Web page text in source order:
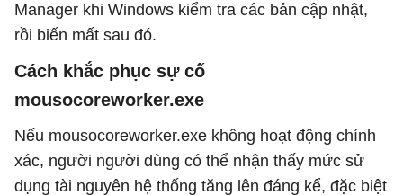
Manager khi Windows kiểm tra các bản cập nhật,
rồi biến mất sau đó.
Cách khắc phục sự cố
mousocoreworker.exe
Nếu mousocoreworker.exe không hoạt động chính
xác, người người dùng có thể nhận thấy mức sử
dụng tài nguyên hệ thống tăng lên đáng kể, đặc biệt